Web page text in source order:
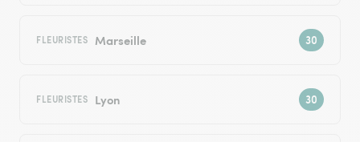
FLEURISTES Marseille
FLEURISTES Lyon